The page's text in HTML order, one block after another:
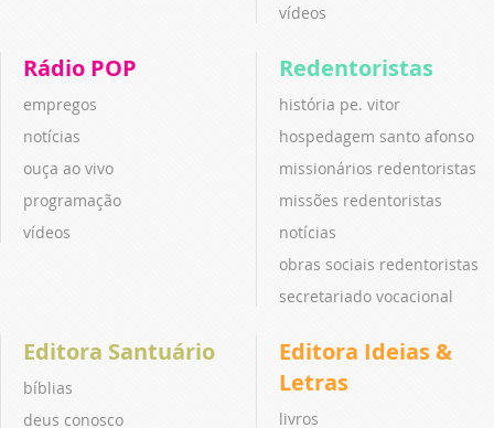
vídeos
Rádio POP
empregos
notícias
ouça ao vivo
programação
vídeos
Redentoristas
história pe. vitor
hospedagem santo afonso
missionários redentoristas
missões redentoristas
notícias
obras sociais redentoristas
secretariado vocacional
Editora Santuário
bíblias
deus conosco
Editora Ideias &
Letras
livros